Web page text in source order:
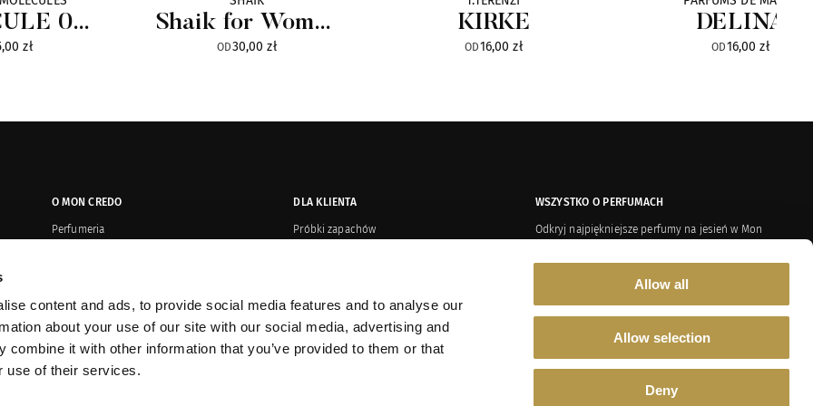
content and ads, to provide social media features and to analyse our
about your use of our site with our social media, advertising and
combine it with other information that you’ve provided to them or that
use of their services.
Allow all
Allow selection
Deny
01
zł
Shaik for Women
Gold Edition
OD30,00 zł
KIRKE
OD16,00 zł
DELINA
OD16,00 zł
O MON CREDO
Perfumeria
Kontakt
Dystrybucja
Sprzedaż korporacyjna
DLA KLIENTA
Próbki zapachów
Regulamin oraz Polityka Prywatności
Karty upominkowe
WSZYSTKO O PERFUMACH
Odkryj najpiękniejsze perfumy na jesień w Mon
Dusza Shauran – aromatyczna podróż przez czas i